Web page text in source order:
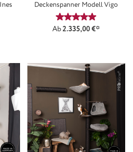
Bewertung von 4.9 von 5 Sternen
Deckenspanner Modell Vigo
Durchschnittliche
Ab2.335,00 €*